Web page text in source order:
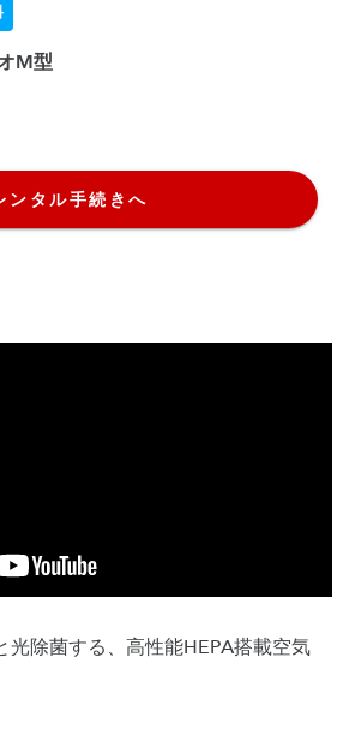
M型
ンタル手続きへ
光除菌する、高性能HEPA搭載空気